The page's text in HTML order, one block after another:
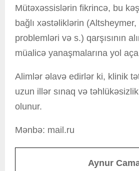
Mütəxəssislərin fikrincə, bu
bağlı xəstəliklərin
problemləri və s.) qarşısının
müalicə yanaşmalarına yol
Alimlər əlavə edirlər ki, klinik
uzun illər sınaq və
olunur.
Mənbə: mail.ru
Aynur